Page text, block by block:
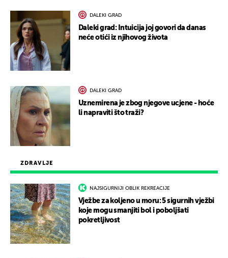
ZDRAVLJE
NAJSIGURNIJI OBLIK REKREACIJE
Vježbe za koljeno u moru: 5 sigurnih vježbi
koje mogu smanjiti bol i poboljšati
pokretljivost
DALEKI GRAD
Daleki grad: Intuicija joj govori da danas
neće otići iz njihovog života
DALEKI GRAD
Uznemirena je zbog njegove ucjene - hoće
li napraviti što traži?